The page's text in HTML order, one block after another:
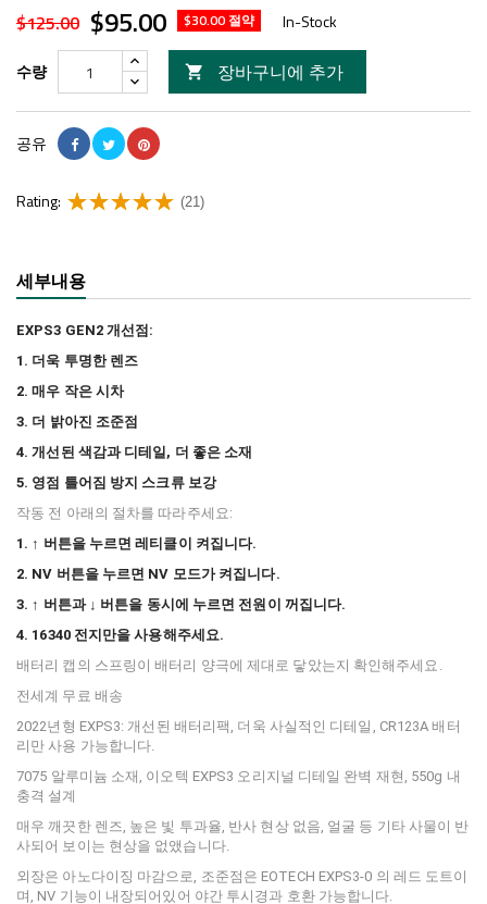
$125.00 $95.00 $30.00 절약 In-Stock
수량  장바구니에 추가
공유
Rating: (21)
세부내용
EXPS3 GEN2 개선점:
1. 더욱 투명한 렌즈
2. 매우 작은 시차
3. 더 밝아진 조준점
4. 개선된 색감과 디테일, 더 좋은 소재
5. 영점 틀어짐 방지 스크류 보강
작동 전 아래의 절차를 따라주세요:
1. ↑ 버튼을 누르면 레티클이 켜집니다.
2. NV 버튼을 누르면 NV 모드가 켜집니다.
3. ↑ 버튼과 ↓ 버튼을 동시에 누르면 전원이 꺼집니다.
4. 16340 전지만을 사용해주세요.
배터리 캡의 스프링이 배터리 양극에 제대로 닿았는지 확인해주세요.
전세계 무료 배송
2022년형 EXPS3: 개선된 배터리팩, 더욱 사실적인 디테일, CR123A 배터
리만 사용 가능합니다.
7075 알루미늄 소재, 이오텍 EXPS3 오리지널 디테일 완벽 재현, 550g 내
충격 설계
매우 깨끗한 렌즈, 높은 빛 투과율, 반사 현상 없음, 얼굴 등 기타 사물이 반
사되어 보이는 현상을 없앴습니다.
외장은 아노다이징 마감으로, 조준점은 EOTECH EXPS3-0 의 레드 도트이
며, NV 기능이 내장되어있어 야간 투시경과 호환 가능합니다.